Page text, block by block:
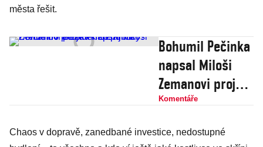
města řešit.
Bohumil Pečinka
napsal Miloši
Zemanovi projev
k 28. říjnu.
prezident
Komentáře
Chaos v dopravě, zanedbané investice, nedostupné